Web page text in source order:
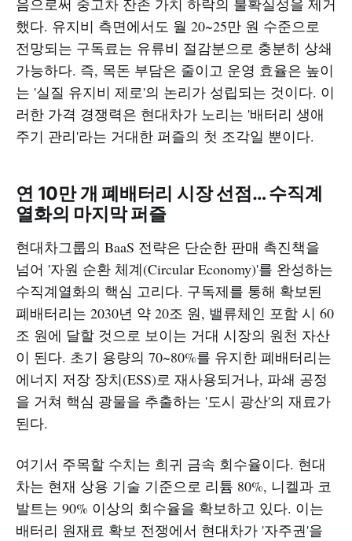
음으로써 중고차 잔존 가치 하락의 불확실성을 제거
했다. 유지비 측면에서도 월 20~25만 원 수준으로
전망되는 구독료는 유류비 절감분으로 충분히 상쇄
가능하다. 즉, 목돈 부담은 줄이고 운영 효율은 높이
는 '실질 유지비 제로'의 논리가 성립되는 것이다. 이
러한 가격 경쟁력은 현대차가 노리는 '배터리 생애
주기 관리'라는 거대한 퍼즐의 첫 조각일 뿐이다.
연 10만 개 폐배터리 시장 선점… 수직계
열화의 마지막 퍼즐
현대차그룹의 BaaS 전략은 단순한 판매 촉진책을
넘어 '자원 순환 체계(Circular Economy)'를 완성하는
수직계열화의 핵심 고리다. 구독제를 통해 확보된
폐배터리는 2030년 약 20조 원, 밸류체인 포함 시 60
조 원에 달할 것으로 보이는 거대 시장의 원천 자산
이 된다. 초기 용량의 70~80%를 유지한 폐배터리는
에너지 저장 장치(ESS)로 재사용되거나, 파쇄 공정
을 거쳐 핵심 광물을 추출하는 '도시 광산'의 재료가
된다.
여기서 주목할 수치는 희귀 금속 회수율이다. 현대
차는 현재 상용 기술 기준으로 리튬 80%, 니켈과 코
발트는 90% 이상의 회수율을 확보하고 있다. 이는
배터리 원재료 확보 전쟁에서 현대차가 '자주권'을